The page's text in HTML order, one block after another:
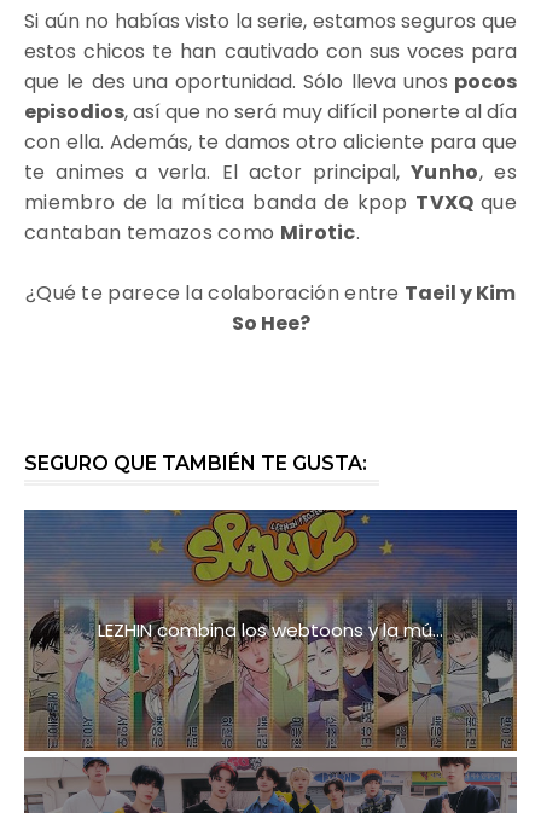
Si aún no habías visto la serie, estamos seguros que
estos chicos te han cautivado con sus voces para
que le des una oportunidad. Sólo lleva unos pocos
episodios, así que no será muy difícil ponerte al día
con ella. Además, te damos otro aliciente para que
te animes a verla. El actor principal,Yunho, es
miembro de la mítica banda de kpop TVXQque
cantaban temazos como Mirotic.
¿Qué te parece la colaboración entre Taeil y Kim
So Hee?
SEGURO QUE TAMBIÉN TE GUSTA:
LEZHIN combina los webtoons y la mú...